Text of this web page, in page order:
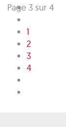
Page 3 sur 4
1
2
3
4